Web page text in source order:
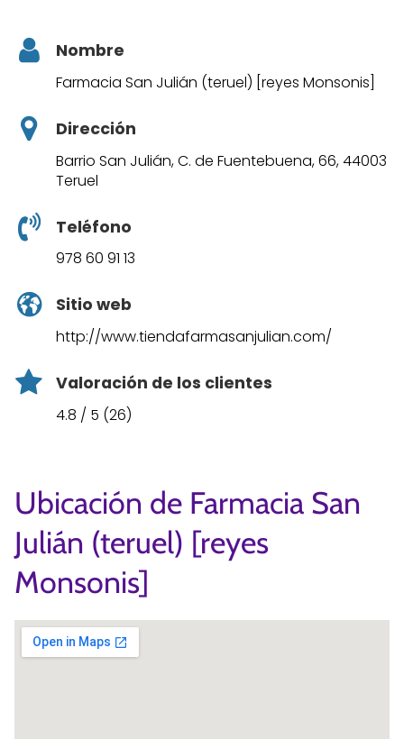
Nombre
Farmacia San Julián (teruel) [reyes Monsonis]
Dirección
Barrio San Julián, C. de Fuentebuena, 66, 44003
Teruel
Teléfono
978 60 91 13
Sitio web
http://www.tiendafarmasanjulian.com/
Valoración de los clientes
4.8 / 5 (26)
Ubicación de Farmacia San
Julián (teruel) [reyes
Monsonis]